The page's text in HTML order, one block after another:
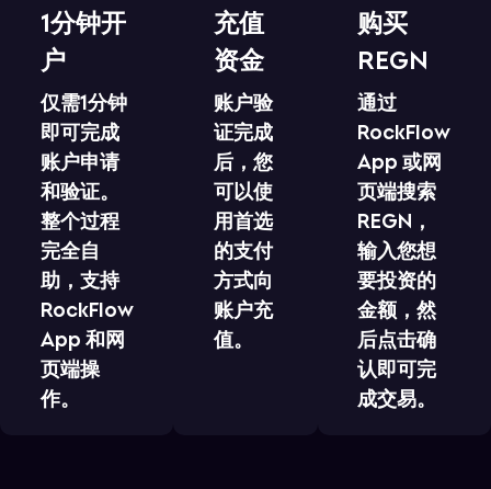
1分钟开
户
仅需1分钟
即可完成
账户申请
和验证。
整个过程
完全自
助，支持
RockFlow
App 和网
页端操
作。
充值
资金
账户验
证完成
后，您
可以使
用首选
的支付
方式向
账户充
值。
购买
REGN
通过
RockFlow
App 或网
页端搜索
REGN，
输入您想
要投资的
金额，然
后点击确
认即可完
成交易。